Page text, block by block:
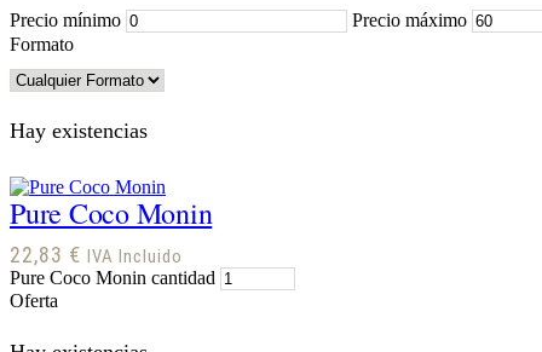
Precio mínimo
Precio máximo
Formato
Hay existencias
Pure Coco Monin
22,83 € IVA Incluido
Pure Coco Monin cantidad
Oferta